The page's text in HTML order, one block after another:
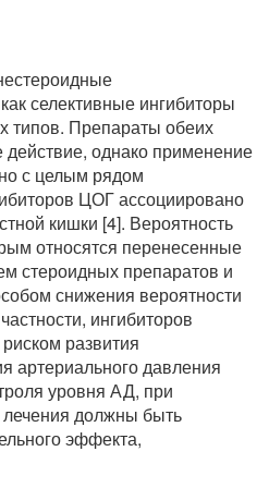
селективные ингибиторы
типов. Препараты обеих
действие, однако применение
с целым рядом
ЦОГ ассоциировано
кишки [4]. Вероятность
относятся перенесенные
стероидных препаратов и
снижения вероятности
ингибиторов
развития
артериального давления
уровня АД, при
лечения должны быть
эффекта,